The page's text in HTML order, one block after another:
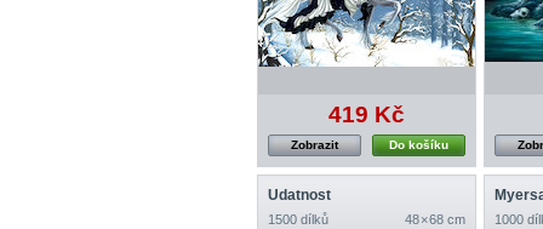
419 Kč
Do košíku
Zobrazit
Udatnost
1500 dílků
48 × 68 cm
1000